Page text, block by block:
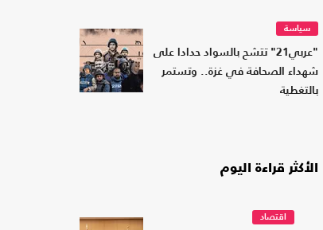
سياسة
"عربي21" تتشح بالسواد حدادا على
شهداء الصحافة في غزة.. وتستمر
بالتغطية
الأكثر قراءة اليوم
اقتصاد